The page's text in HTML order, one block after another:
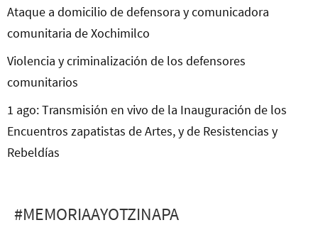
Ataque a domicilio de defensora y comunicadora
comunitaria de Xochimilco
Violencia y criminalización de los defensores
comunitarios
1 ago: Transmisión en vivo de la Inauguración de los
Encuentros zapatistas de Artes, y de Resistencias y
Rebeldías
#MEMORIAAYOTZINAPA